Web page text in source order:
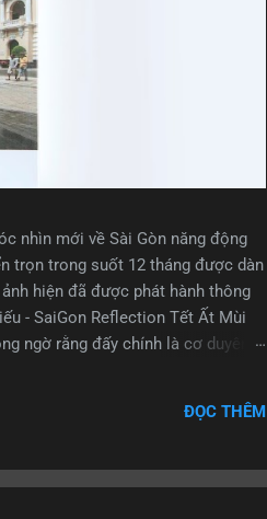
nhìn mới về Sài Gòn năng động
trọn trong suốt 12 tháng được dàn
hiện đã được phát hành thông
- SaiGon Reflection Tết Ất Mùi
ngờ rằng đấy chính là cơ duyên
những gì vừa nhìn thấy: Có một
Thế là suốt những ngày sau
ĐỌC THÊM